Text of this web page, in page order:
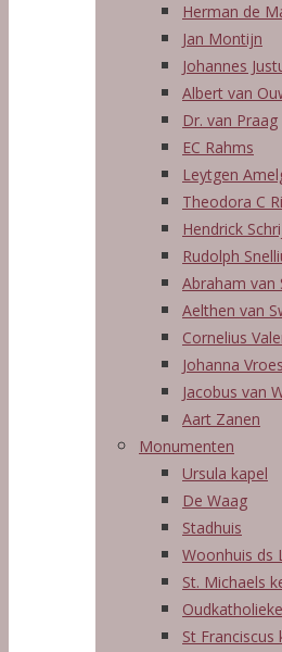
Herman de
Jan Montijn
Johannes
Albert van
Dr. van Praag
EC Rahms
Leytgen
Theodora C
Hendrick
Rudolph
Abraham van
Aelthen van
Cornelius
Johanna
Jacobus van
Aart Zanen
Monumenten
Ursula kapel
De Waag
Stadhuis
Woonhuis ds
St. Michaels
St Franciscus